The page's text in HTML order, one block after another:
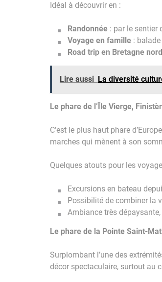
Idéal à découvrir en :
Randonnée : par le sentier
Voyage en famille :
Road trip en Bretagne nord
Lire aussi La diversité
Le phare de l’Île Vierge,
C’est le plus haut phare
marches qui mènent à son
Quelques atouts pour les
Excursions en bateau
Possibilité de combiner la
Ambiance très
Le phare de la Pointe Saint-
Surplombant l’une des
décor spectaculaire, surtout au